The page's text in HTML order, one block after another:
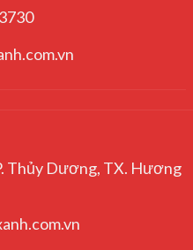
Thủy Dương, TX. Hương